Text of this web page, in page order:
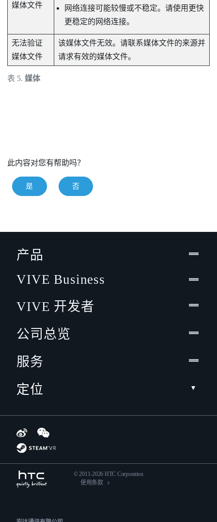
表 5. 媒体
媒体文件
网络连接可能较慢或不稳定。请使用更快
更稳定的网络连接。
无法验证
媒体文件
该媒体文件无效。请联系媒体文件的来源并
请求有效的媒体文件。
此内容对您有帮助吗？
是 否
产品
VIVE Business
VIVE 开发者
公司总览
服务
定位
© 2011-2026 HTC Corporation
使用条款